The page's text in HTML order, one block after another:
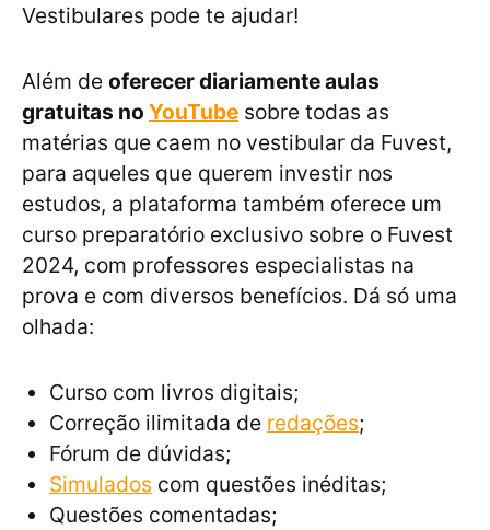
Vestibulares pode te ajudar!
Além de oferecer diariamente aulas
gratuitas no YouTube sobre todas as
matérias que caem no vestibular da Fuvest,
para aqueles que querem investir nos
estudos, a plataforma também oferece um
curso preparatório exclusivo sobre o Fuvest
2024, com professores especialistas na
prova e com diversos benefícios. Dá só uma
olhada:
Curso com livros digitais;
Correção ilimitada de redações;
Fórum de dúvidas;
Simulados com questões inéditas;
Questões comentadas;